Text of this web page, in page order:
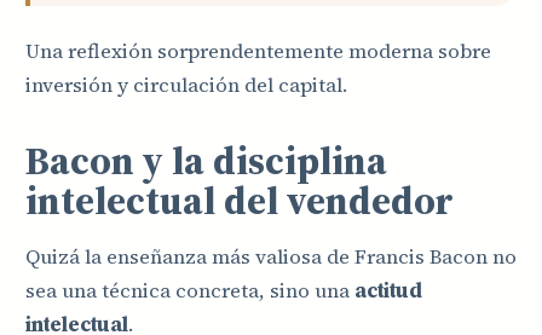
Una reflexión sorprendentemente moderna sobre
inversión y circulación del capital.
Bacon y la disciplina
intelectual del vendedor
Quizá la enseñanza más valiosa de Francis Bacon no
sea una técnica concreta, sino una actitud
intelectual.